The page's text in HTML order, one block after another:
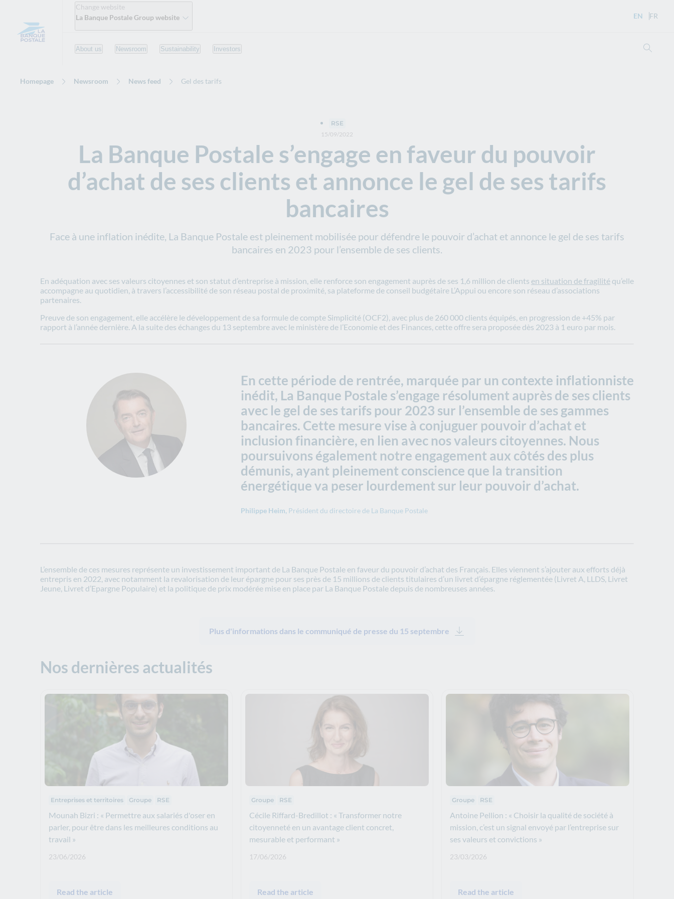
Change website
La Banque Postale Group website
About us Newsroom Sustainability Investors
EN - English
FR
Homepage Newsroom News feed Gel des tarifs
La Banque Postale s’engage en faveur du pouvoir
d’achat de ses clients et annonce le gel de ses tarifs
bancaires
15/09/2022
RSE
Face à une inflation inédite, La Banque Postale est pleinement mobilisée pour défendre le pouvoir d’achat et annonce le gel de ses tarifs
bancaires en 2023 pour l’ensemble de ses clients.
En adéquation avec ses valeurs citoyennes et son statut d’entreprise à mission, elle renforce son engagement auprès de ses 1,6 million de clients en situation de fragilité qu’elle
accompagne au quotidien, à travers l’accessibilité de son réseau postal de proximité, sa plateforme de conseil budgétaire L’Appui ou encore son réseau d’associations
partenaires.
Preuve de son engagement, elle accélère le développement de sa formule de compte Simplicité (OCF2), avec plus de 260 000 clients équipés, en progression de +45% par
rapport à l’année dernière. A la suite des échanges du 13 septembre avec le ministère de l’Economie et des Finances, cette offre sera proposée dès 2023 à 1 euro par mois.
En cette période de rentrée, marquée par un contexte inflationniste
inédit, La Banque Postale s’engage résolument auprès de ses clients
avec le gel de ses tarifs pour 2023 sur l’ensemble de ses gammes
bancaires. Cette mesure vise à conjuguer pouvoir d’achat et
inclusion financière, en lien avec nos valeurs citoyennes. Nous
poursuivons également notre engagement aux côtés des plus
démunis, ayant pleinement conscience que la transition
énergétique va peser lourdement sur leur pouvoir d’achat.
Philippe Heim, Président du directoire de La Banque Postale
L’ensemble de ces mesures représente un investissement important de La Banque Postale en faveur du pouvoir d’achat des Français. Elles viennent s’ajouter aux efforts déjà
entrepris en 2022, avec notamment la revalorisation de leur épargne pour ses près de 15 millions de clients titulaires d’un livret d’épargne réglementée (Livret A, LLDS, Livret
Jeune, Livret d’Epargne Populaire) et la politique de prix modérée mise en place par La Banque Postale depuis de nombreuses années.
Plus d'informations dans le communiqué de presse du 15 septembre
Nos dernières actualités
Thematics
Entreprises et territoires Groupe RSE
Mounah Bizri : « Permettre aux salariés d'oser en
parler, pour être dans les meilleures conditions au
travail »
Publication date: :
23/06/2026
Read the article
Thematics
Groupe RSE
Cécile Riffard-Bredillot : « Transformer notre
citoyenneté en un avantage client concret,
mesurable et performant »
Publication date: :
17/06/2026
Read the article
Thematics
Groupe RSE
Antoine Pellion : « Choisir la qualité de société à
mission, c’est un signal envoyé par l’entreprise sur
ses valeurs et convictions »
Publication date: :
23/03/2026
Read the article